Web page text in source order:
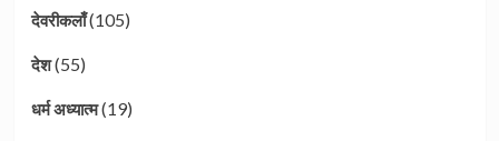
देवरीकलाँ(105)
देश(55)
धर्म अध्यात्म(19)